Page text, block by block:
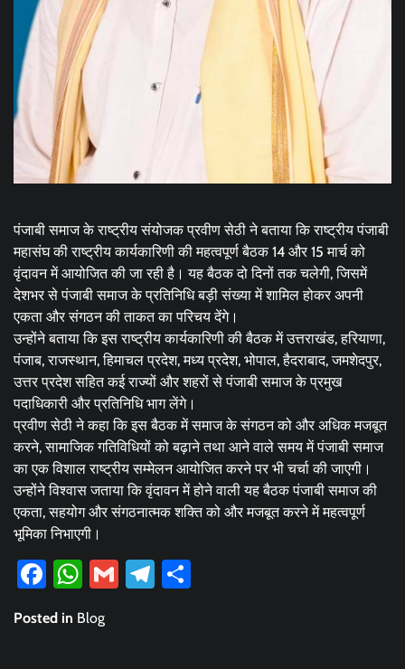
पंजाबी समाज के राष्ट्रीय संयोजक प्रवीण सेठी ने बताया कि राष्ट्रीय पंजाबी
महासंघ की राष्ट्रीय कार्यकारिणी की महत्वपूर्ण बैठक 14 और 15 मार्च को
वृंदावन में आयोजित की जा रही है। यह बैठक दो दिनों तक चलेगी, जिसमें
देशभर से पंजाबी समाज के प्रतिनिधि बड़ी संख्या में शामिल होकर अपनी
एकता और संगठन की ताकत का परिचय देंगे।
उन्होंने बताया कि इस राष्ट्रीय कार्यकारिणी की बैठक में उत्तराखंड, हरियाणा,
पंजाब, राजस्थान, हिमाचल प्रदेश, मध्य प्रदेश, भोपाल, हैदराबाद, जमशेदपुर,
उत्तर प्रदेश सहित कई राज्यों और शहरों से पंजाबी समाज के प्रमुख
पदाधिकारी और प्रतिनिधि भाग लेंगे।
प्रवीण सेठी ने कहा कि इस बैठक में समाज के संगठन को और अधिक मजबूत
करने, सामाजिक गतिविधियों को बढ़ाने तथा आने वाले समय में पंजाबी समाज
का एक विशाल राष्ट्रीय सम्मेलन आयोजित करने पर भी चर्चा की जाएगी।
उन्होंने विश्वास जताया कि वृंदावन में होने वाली यह बैठक पंजाबी समाज की
एकता, सहयोग और संगठनात्मक शक्ति को और मजबूत करने में महत्वपूर्ण
भूमिका निभाएगी।
Facebook
WhatsApp
GmailTelegram
Posted in Blog